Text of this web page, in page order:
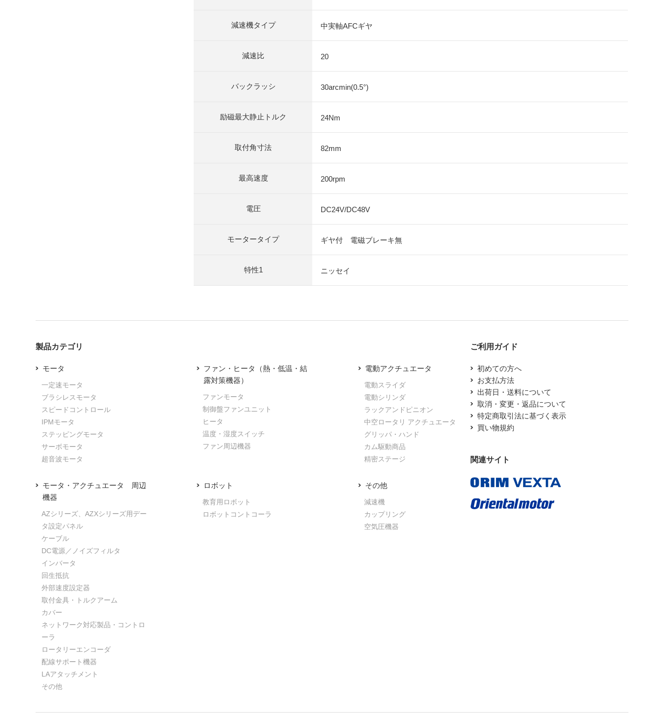
減速機タイプ 中実軸AFCギヤ
減速比 20
バックラッシ 30arcmin(0.5°)
励磁最大静止トルク 24Nm
取付角寸法 82mm
最高速度 200rpm
電圧 DC24V/DC48V
モータータイプ ギヤ付 電磁ブレーキ無
特性1 ニッセイ
製品カテゴリ
モータ
一定速モータ
ブラシレスモータ
スピードコントロール
IPMモータ
ステッピングモータ
サーボモータ
超音波モータ
ファン・ヒータ（熱・低温・結
露対策機器）
ファンモータ
制御盤ファンユニット
ヒータ
温度・湿度スイッチ
ファン周辺機器
電動アクチュエータ
電動スライダ
電動シリンダ
ラックアンドピニオン
中空ロータリ アクチュエータ
グリッパ・ハンド
カム駆動商品
精密ステージ
モータ・アクチュエータ 周辺
機器
AZシリーズ、AZXシリーズ用デー
タ設定パネル
ケーブル
DC電源／ノイズフィルタ
インバータ
回生抵抗
外部速度設定器
取付金具・トルクアーム
カバー
ネットワーク対応製品・コントロ
ーラ
ロータリーエンコーダ
配線サポート機器
LAアタッチメント
その他
ロボット
教育用ロボット
ロボットコントコーラ
その他
減速機
カップリング
空気圧機器
ご利用ガイド
初めての方へ
お支払方法
出荷日・送料について
取消・変更・返品について
特定商取引法に基づく表示
買い物規約
関連サイト